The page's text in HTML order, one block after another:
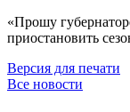
«Прошу
приостановить
Версия для печати
Все новости